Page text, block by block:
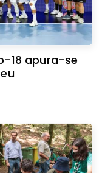
18 apura-se